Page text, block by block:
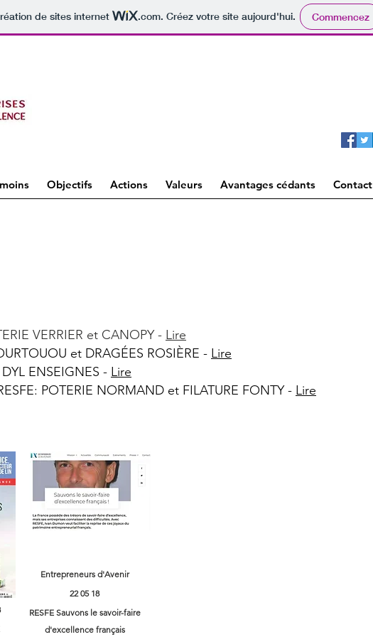
de sites internet .com. Créez votre site aujourd'hui. Commencez
Objectifs Actions Valeurs Avantages cédants Contact
VERRIER et CANOPY - Lire
et DRAGÉES ROSIÈRE - Lire
ENSEIGNES - Lire
POTERIE NORMAND et FILATURE FONTY - Lire
Entrepreneurs d'Avenir
22 05 18
RESFE Sauvons le savoir-faire
d'excellence français